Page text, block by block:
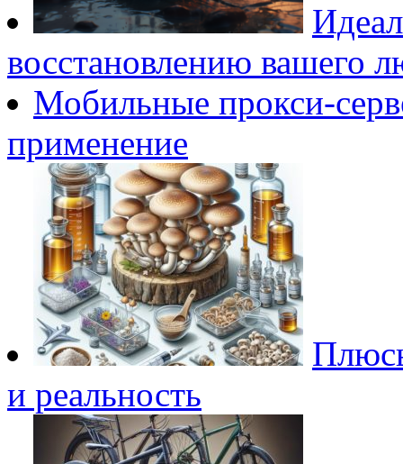
восстановлению вашего
Мобильные прокси-
применение
и реальность